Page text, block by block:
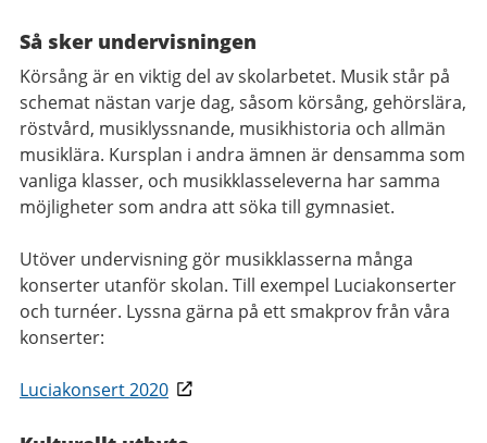
Så sker undervisningen
Körsång är en viktig del av skolarbetet. Musik står på
schemat nästan varje dag, såsom körsång, gehörslära,
röstvård, musiklyssnande, musikhistoria och allmän
musiklära. Kursplan i andra ämnen är densamma som
vanliga klasser, och musikklasseleverna har samma
möjligheter som andra att söka till gymnasiet.
Utöver undervisning gör musikklasserna många
konserter utanför skolan. Till exempel Luciakonserter
och turnéer. Lyssna gärna på ett smakprov från våra
konserter:
Luciakonsert 2020